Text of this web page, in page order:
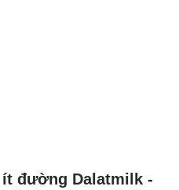
đường Dalatmilk -